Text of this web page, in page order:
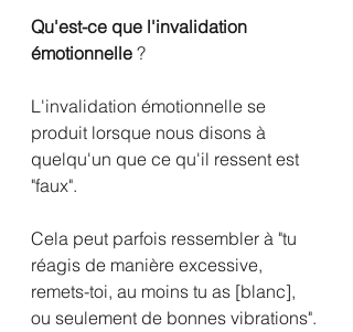
Qu'est-ce que l'invalidation
émotionnelle ?
L'invalidation émotionnelle se
produit lorsque nous disons à
quelqu'un que ce qu'il ressent est
"faux".
Cela peut parfois ressembler à "tu
réagis de manière excessive,
remets-toi, au moins tu as [blanc],
ou seulement de bonnes vibrations".